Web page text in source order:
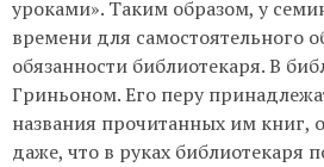
уроками». Таким образом, у
времени для самостоятельного
обязанности библиотекаря. В
Гриньоном. Его перу
названия прочитанных им книг,
даже, что в руках библиотекаря